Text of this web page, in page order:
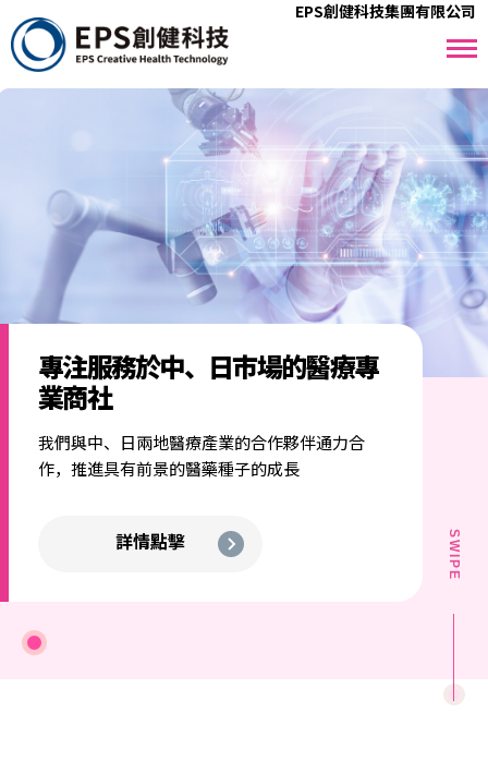
EPS創健科技集團有限公司
專注服務於中、日市場的醫療專
業商社
我們與中、日兩地醫療產業的合作夥伴通力合
作，推進具有前景的醫藥種子的成長
詳情點擊 SWIPE